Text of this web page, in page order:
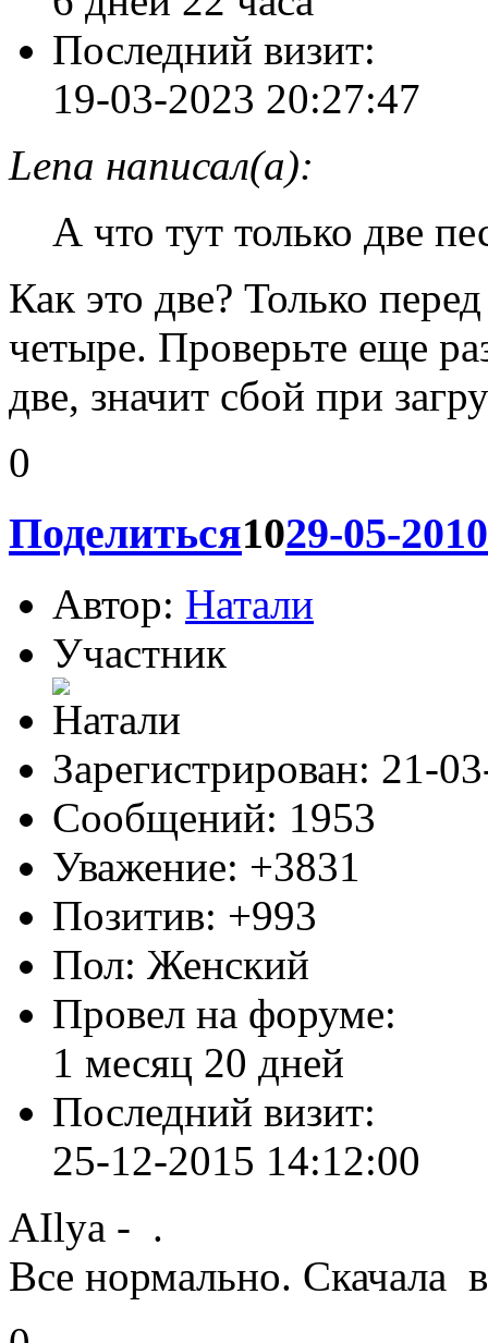
Позитив: +2
Пол:Мужской
Провел на форуме:
6 дней 22 часа
Последний визит:
19-03-2023 20:27:47
Lena написал(а):
Как это две? Только
две, значит сбой при
Поделиться1029-05-
Автор:Натали
Участник
Зарегистрирован: 21-
Сообщений:1953
Уважение: +3831
Позитив: +993
Провел на форуме:
1 месяц 20 дней